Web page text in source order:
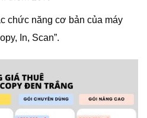
chức năng cơ bản của máy
In, Scan”.